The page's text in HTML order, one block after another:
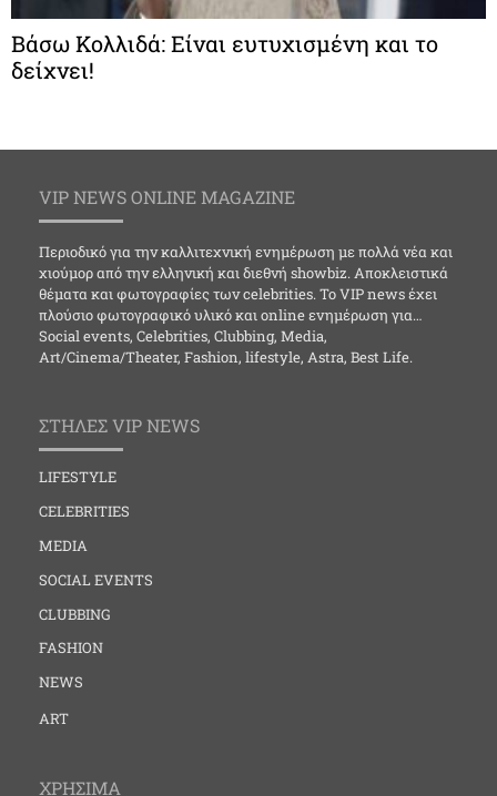
Βάσω Κολλιδά: Είναι ευτυχισμένη και το
δείχνει!
VIP NEWS ONLINE MAGAZINE
Περιοδικό για την καλλιτεχνική ενημέρωση με πολλά νέα και
χιούμορ από την ελληνική και διεθνή showbiz. Αποκλειστικά
θέματα και φωτογραφίες των celebrities. Το VIP news έχει
πλούσιο φωτογραφικό υλικό και online ενημέρωση για…
Social events, Celebrities, Clubbing, Media,
Art/Cinema/Theater, Fashion, lifestyle, Astra, Best Life.
ΣΤΗΛΕΣ VIP NEWS
LIFESTYLE
CELEBRITIES
MEDIA
SOCIAL EVENTS
CLUBBING
FASHION
NEWS
ART
ΧΡΗΣΙΜΑ